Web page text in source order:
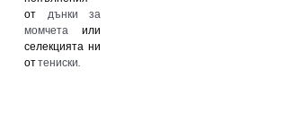
от дънки за
момчета или
селекцията ни
оттениски.